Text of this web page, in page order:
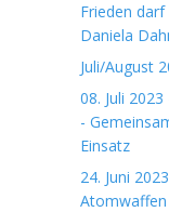
Frieden
Daniela
Juli/August
08. Juli
-
Einsatz
24. Juni